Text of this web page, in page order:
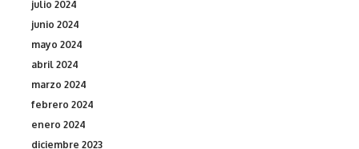
julio 2024
junio 2024
mayo 2024
abril 2024
marzo 2024
febrero 2024
enero 2024
diciembre 2023